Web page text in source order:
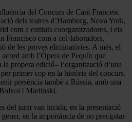
del Concurs de Cant Francesc
dels teatres d’Hamburg, Nova York,
com a entitats coorganitzadores, i els
Francisco com a col·laboradors,
de les proves eliminatòries. A més, el
amb l’Òpera de Pequín que
la propera edició– l’organització d’una
primer cop en la història del concurs.
presència també a Rússia, amb una
i Mariinski.
del jurat van incidir, en la presentació
en la importància de no precipitar-